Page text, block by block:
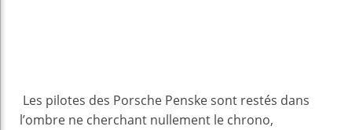
Les pilotes des Porsche Penske sont restés dans
l’ombre ne cherchant nullement le chrono,